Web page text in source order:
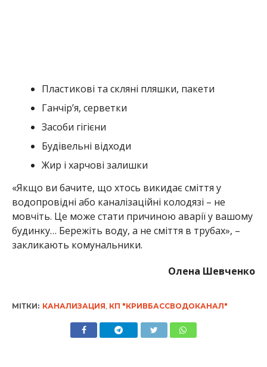
Пластикові та скляні пляшки, пакети
Ганчір’я, серветки
Засоби гігієни
Будівельні відходи
Жир і харчові залишки
«Якщо ви бачите, що хтось викидає сміття у
водопровідні або каналізаційні колодязі – не
мовчіть. Це може стати причиною аварії у вашому
будинку… Бережіть воду, а не сміття в трубах», –
закликають комунальники.
Олена Шевченко
МІТКИ: КАНАЛИЗАЦИЯ КП "КРИВБАССВОДОКАНАЛ"